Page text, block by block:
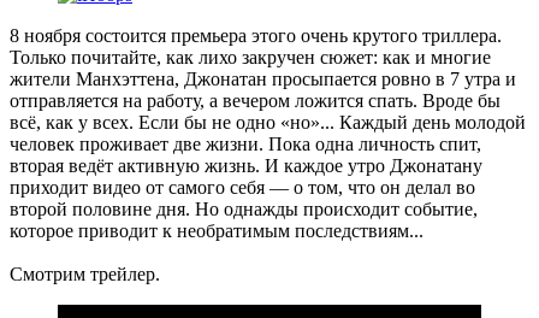
8 ноября состоится премьера этого очень крутого триллера.
Только почитайте, как лихо закручен сюжет: как и многие
жители Манхэттена, Джонатан просыпается ровно в 7 утра и
отправляется на работу, а вечером ложится спать. Вроде бы
всё, как у всех. Если бы не одно «но»... Каждый день молодой
человек проживает две жизни. Пока одна личность спит,
вторая ведёт активную жизнь. И каждое утро Джонатану
приходит видео от самого себя — о том, что он делал во
второй половине дня. Но однажды происходит событие,
которое приводит к необратимым последствиям...
Смотрим трейлер.